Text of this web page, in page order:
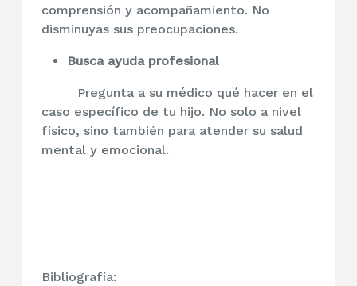
comprensión y acompañamiento. No
disminuyas sus preocupaciones.
Busca ayuda profesional
Pregunta a su médico qué hacer en el
caso específico de tu hijo. No solo a nivel
físico, sino también para atender su salud
mental y emocional.
Bibliografía: